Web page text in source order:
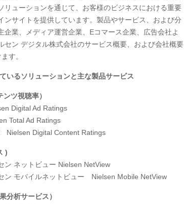
リューションを通じて、お客様のビジネスにおける重要
ンサイトを提供しています。製品やサービス、および分
業、メディア運営企業、 Eコマース企業、広告会社よ
セン デジタル株式会社のサービス概要、および会社概要
す。
いるソリューションと主な製品サービス
ンツ視聴率）
Digital Ad Ratings
Total Ad Ratings
Nielsen Digital Content Ratings
)
ン ネットビュー Nielsen NetView
ン モバイルネットビュー Nielsen Mobile NetView
分析サービス）